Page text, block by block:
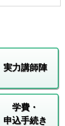
実力講師陣
学費・
申込手続き